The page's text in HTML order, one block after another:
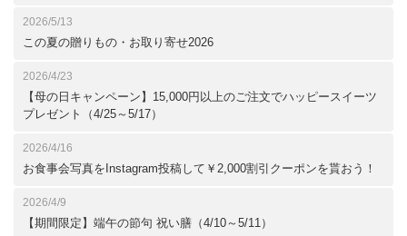
2026/5/13
この夏の贈りもの・お取り寄せ2026
2026/4/23
【母の日キャンペーン】15,000円以上のご注文でハッピースイーツ
プレゼント（4/25～5/17）
2026/4/16
お食事会写真をInstagram投稿して￥2,000割引クーポンを貰おう！
2026/4/9
【期間限定】端午の節句 祝い膳（4/10～5/11）